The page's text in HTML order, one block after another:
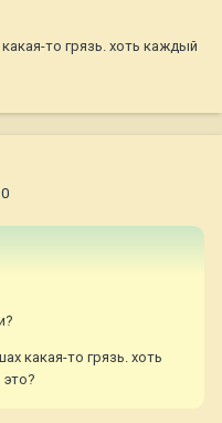
то грязь. хоть каждый
какая-то грязь. хоть